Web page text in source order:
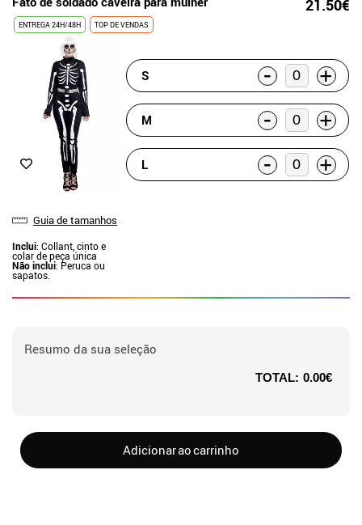
21.50€
ENTREGA 24H/48H TOP DE VENDAS
Guia de tamanhos
Inclui: Collant, cinto e
colar de peça única
Não inclui: Peruca ou
sapatos.
S - +
M - +
L - +
Resumo da sua seleção
TOTAL: 0.00€
Adicionar ao carrinho